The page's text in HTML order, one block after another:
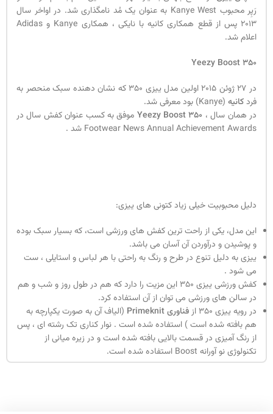
رَپِر محبوب Kanye West به عنوان یک مُد نامگذاری شد. در اواخر سال
۲۰۱۳ پس از قطع همکاری کانیه با نایکی ، همکاری Kanye و Adidas
اعلام شد.
Yeezy Boost 350
در ۲۷ ژوئن ۲۰۱۵ اولین مدل ییزی ۳۵۰ که نشان دهنده سبک منحصر به
فردکانیه (Kanye) بود معرفی شد.
در همان سال ، Yeezy Boost 350 موفق به کسب عنوان کفش سال در
Footwear News Annual Achievement Awards شد .
دلیل محبوبیت خیلی زیاد کتونی های ییزی:
این مدل، یکی از راحت ترین کفش های ورزشی است، که بسیار سبک بوده
و پوشیدن و درآوردن آن آسان می باشد.
ییزی به دلیل تنوع در طرح و رنگ به راحتی با هر لباس و استایلی ، ست
می شود .
کفش ورزشی ییزی ۳۵۰ این مزیت را دارد که هم در طول روز و شب و هم
در سالن های ورزشی می توان از آن استفاده کرد.
در رویه ییزی ۳۵۰ از
فناوری Primeknit
(الیاف آن به صورت یکپارچه به
هم بافته شده است ) استفاده شده است . نوار کناری تک رشته ای ، پس
از رنگ آمیزی در قسمت بالایی بافته شده است و در زیره میانی از
تکنولوژی نو آورانه Boost استفاده شده است.